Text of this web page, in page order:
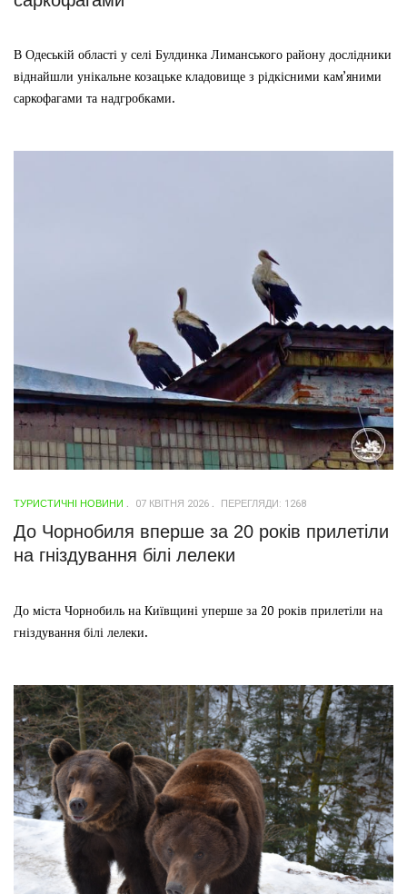
В Одеській області у селі Булдинка Лиманського району дослідники
віднайшли унікальне козацьке кладовище з рідкісними кам’яними
саркофагами та надгробками.
ТУРИСТИЧНІ НОВИНИ 07 КВІТНЯ 2026 ПЕРЕГЛЯДИ: 1268
До Чорнобиля вперше за 20 років прилетіли
на гніздування білі лелеки
До міста Чорнобиль на Київщині уперше за 20 років прилетіли на
гніздування білі лелеки.